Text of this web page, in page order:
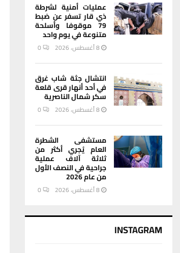
عمليات أمنية لشرطة
ذي قار تسفر عن ضبط
79 موقوفا وأسلحة
متنوعة في يوم واحد
8 أغسطس، 2026 0
انتشال جثة شاب غرق
في أحد أنهار قرى قلعة
سكر شمال الناصرية
8 أغسطس، 2026 0
مستشفى الشطرة
العام يُجري أكثر من
ثلاثة آلاف عملية
جراحية في النصف الأول
من عام 2026
8 أغسطس، 2026 0
INSTAGRAM